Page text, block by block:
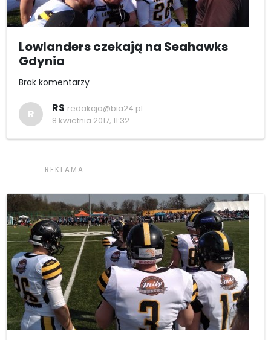
Lowlanders czekają na Seahawks
Gdynia
Brak komentarzy
R RS redakcja@bia24.pl
8 kwietnia 2017, 11:32